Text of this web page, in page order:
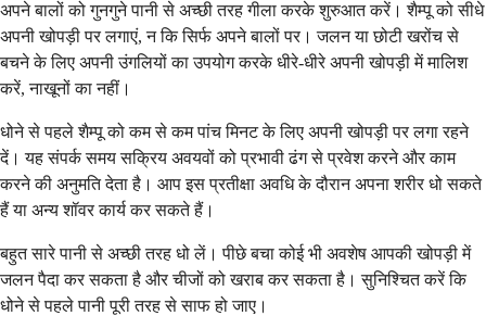
अपने बालों को गुनगुने पानी से अच्छी तरह गीला करके शुरुआत करें। शैम्पू को सीधे
अपनी खोपड़ी पर लगाएं, न कि सिर्फ अपने बालों पर। जलन या छोटी खरोंच से
बचने के लिए अपनी उंगलियों का उपयोग करके धीरे-धीरे अपनी खोपड़ी में मालिश
करें, नाखूनों का नहीं।
धोने से पहले शैम्पू को कम से कम पांच मिनट के लिए अपनी खोपड़ी पर लगा रहने
दें। यह संपर्क समय सक्रिय अवयवों को प्रभावी ढंग से प्रवेश करने और काम
करने की अनुमति देता है। आप इस प्रतीक्षा अवधि के दौरान अपना शरीर धो सकते
हैं या अन्य शॉवर कार्य कर सकते हैं।
बहुत सारे पानी से अच्छी तरह धो लें। पीछे बचा कोई भी अवशेष आपकी खोपड़ी में
जलन पैदा कर सकता है और चीजों को खराब कर सकता है। सुनिश्चित करें कि
धोने से पहले पानी पूरी तरह से साफ हो जाए।